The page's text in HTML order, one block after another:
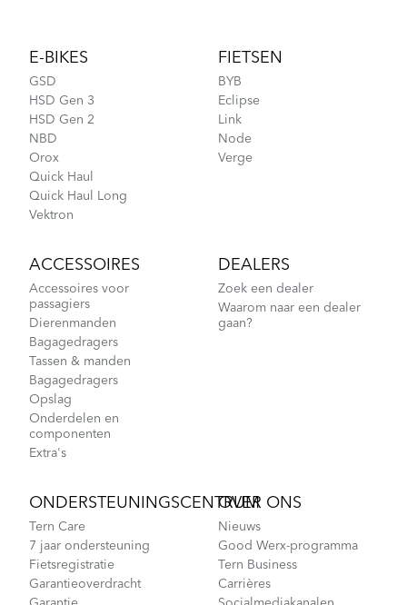
E-BIKES
GSD
HSD Gen 3
HSD Gen 2
NBD
Orox
Quick Haul
Quick Haul Long
Vektron
FIETSEN
BYB
Eclipse
Link
Node
Verge
ACCESSOIRES
Accessoires voor
passagiers
Dierenmanden
Bagagedragers
Tassen & manden
Bagagedragers
Opslag
Onderdelen en
componenten
Extra's
DEALERS
Zoek een dealer
Waarom naar een dealer
gaan?
ONDERSTEUNINGSCENTRUM
Tern Care
7 jaar ondersteuning
Fietsregistratie
Garantieoverdracht
OVER ONS
Nieuws
Good Werx-programma
Tern Business
Carrières